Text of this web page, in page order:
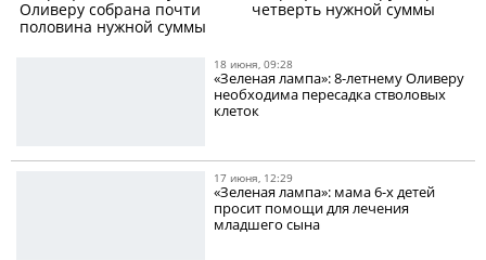
Оливеру собрана почти
половина нужной суммы
четверть нужной суммы
18 июня, 09:28
«Зеленая лампа»: 8-летнему Оливеру
необходима пересадка стволовых
клеток
17 июня, 12:29
«Зеленая лампа»: мама 6-х детей
просит помощи для лечения
младшего сына